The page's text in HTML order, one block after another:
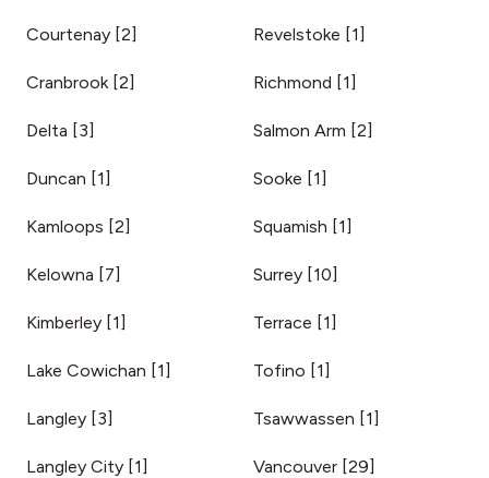
Courtenay [2]
Cranbrook [2]
Delta [3]
Duncan [1]
Kamloops [2]
Kelowna [7]
Kimberley [1]
Lake Cowichan [1]
Langley [3]
Langley City [1]
Revelstoke [1]
Richmond [1]
Salmon Arm [2]
Sooke [1]
Squamish [1]
Surrey [10]
Terrace [1]
Tofino [1]
Tsawwassen [1]
Vancouver [29]